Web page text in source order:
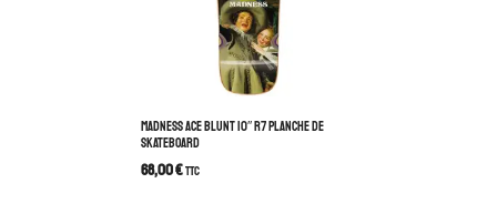
MADNESS ACE BLUNT 10″ R7 PLANCHE DE
SKATEBOARD
68,00€TTC